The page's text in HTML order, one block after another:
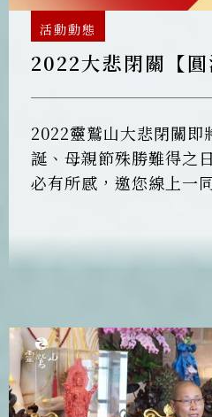
活動動態
2022大悲閉關【圓
2022靈鷲山大悲閉關
誕、母親節殊勝難得之
必有所感，邀您線上一